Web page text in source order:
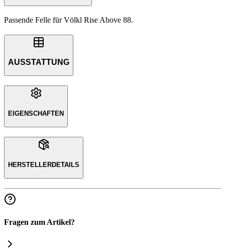
Passende Felle für Völkl Rise Above 88.
AUSSTATTUNG
EIGENSCHAFTEN
HERSTELLERDETAILS
Fragen zum Artikel?